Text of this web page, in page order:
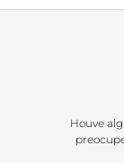
zíper, bolso
capa. Porque
estruturado, ela
arrematar looks
Um primor da
Houve